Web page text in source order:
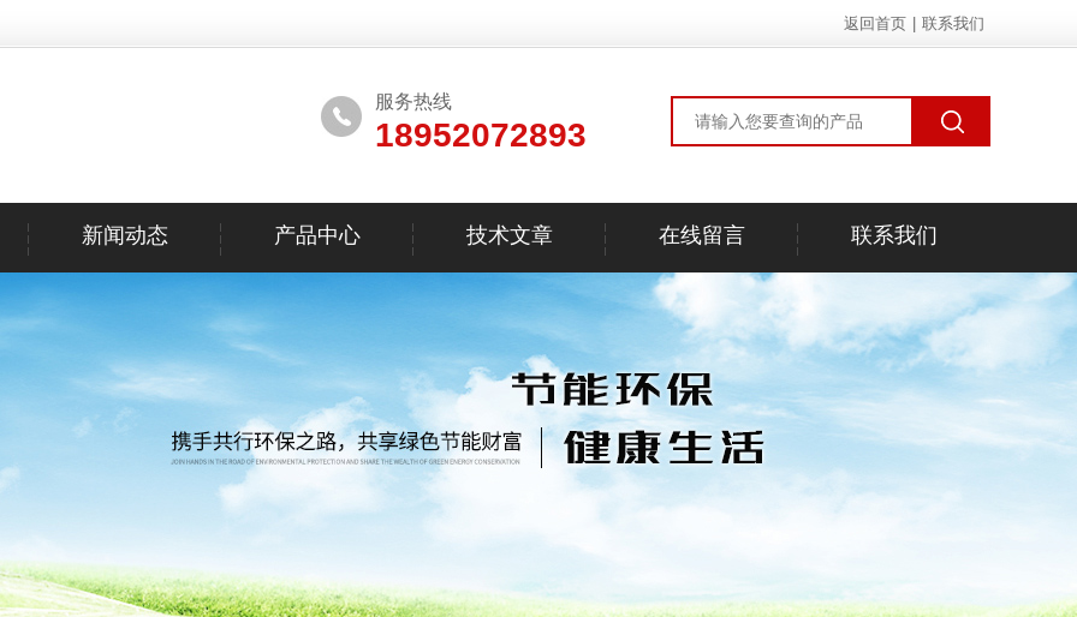
返回首页 联系我们
服务热线
18952072893
新闻动态 产品中心 技术文章 在线留言 联系我们